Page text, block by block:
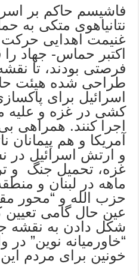
فاشیسم حاکم بر
نتانیاهوی متکی به
غنیمت اهدایی
اکتبر حماس- جهاد را
فرصتی بودند، تا
طراحی شده هیئت
اسرائیل برای
کشی در غزه و علیه
اجرا کنند. همراهی
آمریکا و هم
و ارتش اسرائیل
غزه، تحمیل جنگ و
ماهه در لبنان و
حزب الله و “محور
عین حال گامی تعیین
شکل دادن به نقشه
“خاورمیانه نوین” در
خونین برای مردم